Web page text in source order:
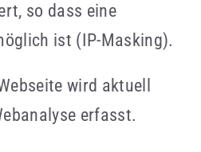
so dass eine
ist (IP-Masking).
wird aktuell
erfasst.